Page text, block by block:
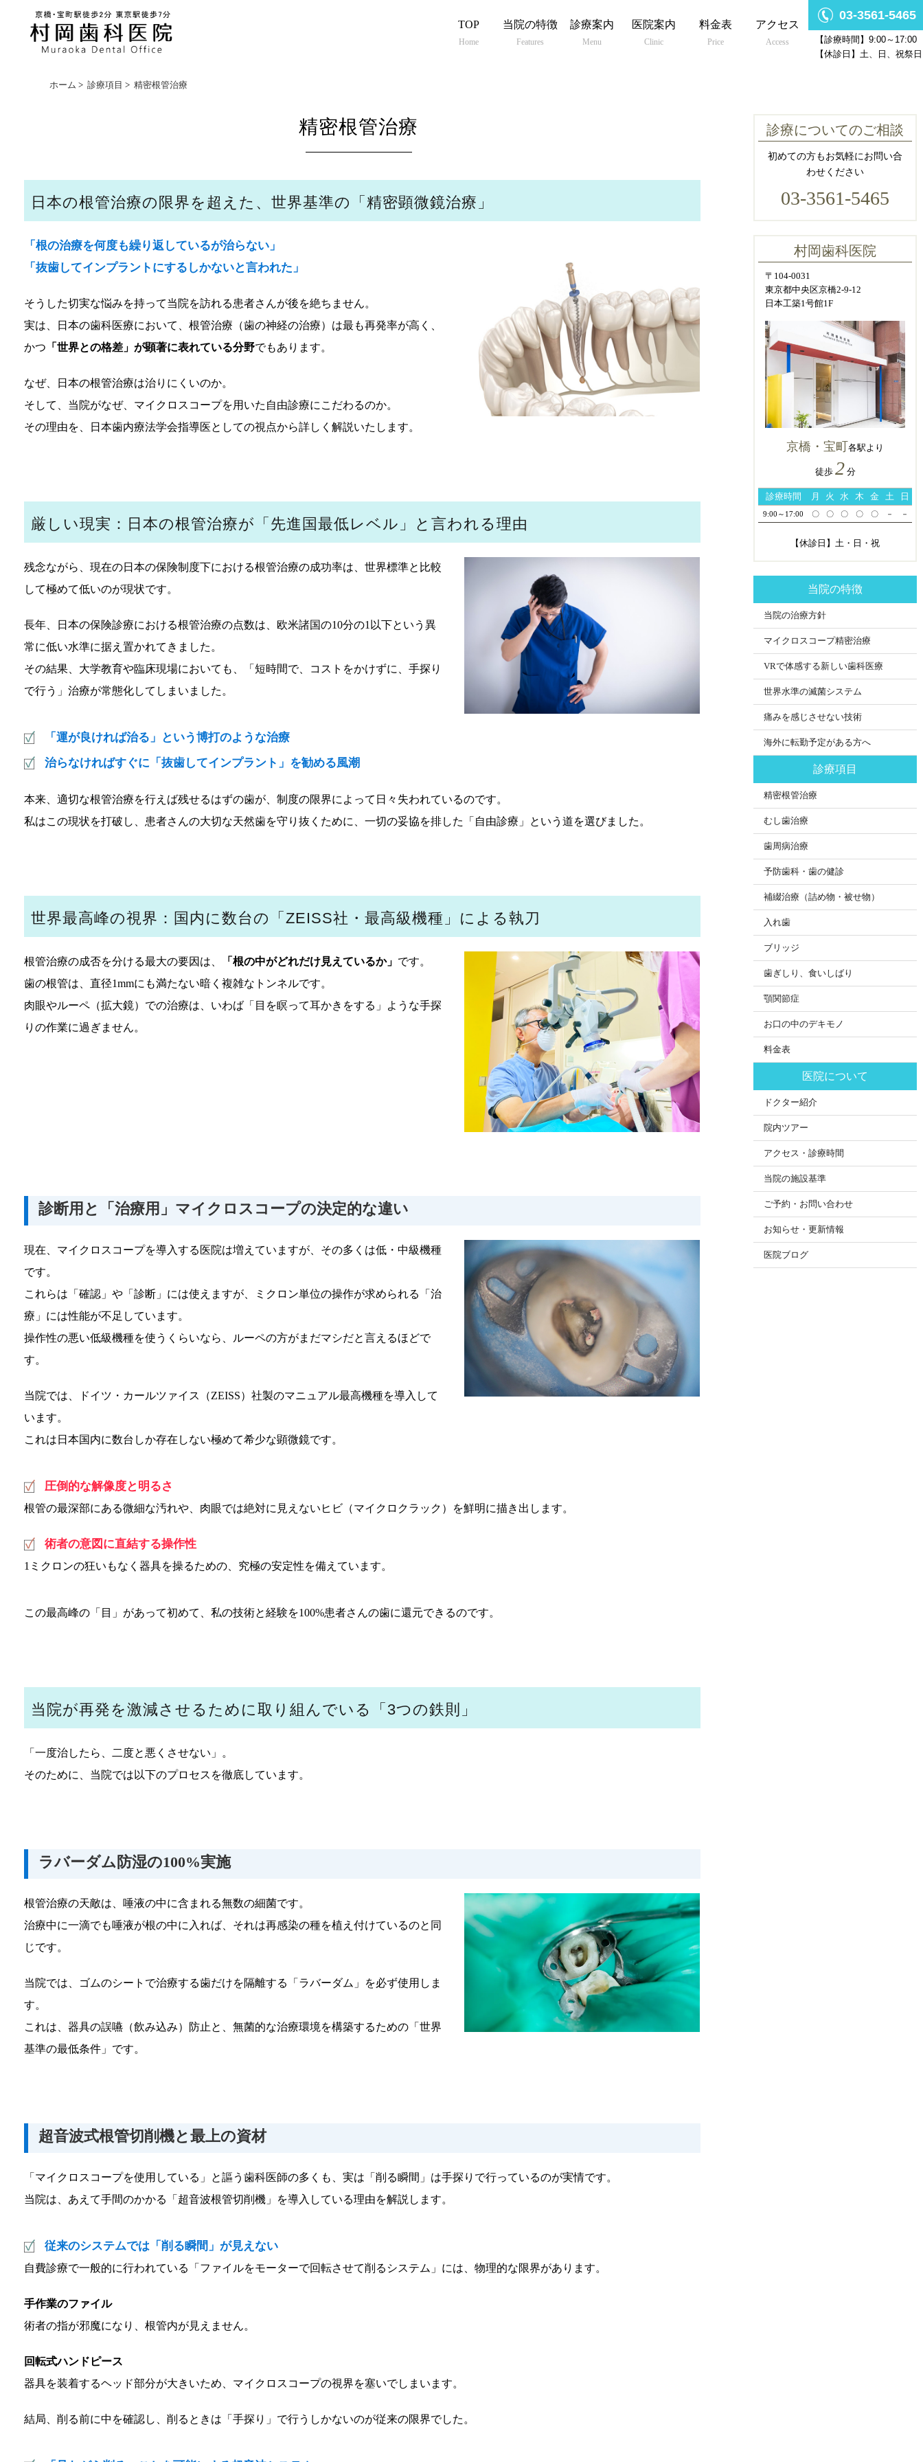
TOP
Home
当院の特徴
Features
診療案内
Menu
医院案内
Clinic
料金表
Price
アクセス
Access
03-3561-5465
【診療時間】9:00～17:00
【休診日】土、日、祝祭日
ホーム > 診療項目 > 精密根管治療
精密根管治療
日本の根管治療の限界を超えた、世界基準の「精密顕微鏡治療」
「根の治療を何度も繰り返しているが治らない」
「抜歯してインプラントにするしかないと言われた」
そうした切実な悩みを持って当院を訪れる患者さんが後を絶ちません。
実は、日本の歯科医療において、根管治療（歯の神経の治療）は最も再発率が高く、
かつ 「世界との格差」が顕著に表れている分野でもあります。
なぜ、日本の根管治療は治りにくいのか。
そして、当院がなぜ、マイクロスコープを用いた自由診療にこだわるのか。
その理由を、日本歯内療法学会指導医としての視点から詳しく解説いたします。
厳しい現実：日本の根管治療が「先進国最低レベル」と言われる理由
残念ながら、現在の日本の保険制度下における根管治療の成功率は、世界標準と比較
して極めて低いのが現状です。
長年、日本の保険診療における根管治療の点数は、欧米諸国の10分の1以下という異
常に低い水準に据え置かれてきました。
その結果、大学教育や臨床現場においても、「短時間で、コストをかけずに、手探り
で行う」治療が常態化してしまいました。
「運が良ければ治る」という博打のような治療
治らなければすぐに「抜歯してインプラント」を勧める風潮
本来、適切な根管治療を行えば残せるはずの歯が、制度の限界によって日々失われているのです。
私はこの現状を打破し、患者さんの大切な天然歯を守り抜くために、一切の妥協を排した「自由診療」という道を選びました。
世界最高峰の視界：国内に数台の「ZEISS社・最高級機種」による執刀
根管治療の成否を分ける最大の要因は、 「根の中がどれだけ見えているか」 です。
歯の根管は、直径1mmにも満たない暗く複雑なトンネルです。
肉眼やルーペ（拡大鏡）での治療は、いわば「目を瞑って耳かきをする」ような手探
りの作業に過ぎません。
診断用と「治療用」マイクロスコープの決定的な違い
現在、マイクロスコープを導入する医院は増えていますが、その多くは低・中級機種
です。
これらは「確認」や「診断」には使えますが、ミクロン単位の操作が求められる「治
療」には性能が不足しています。
操作性の悪い低級機種を使うくらいなら、ルーペの方がまだマシだと言えるほどで
す。
当院では、ドイツ・カールツァイス（ZEISS）社製のマニュアル最高機種を導入して
います。
これは日本国内に数台しか存在しない極めて希少な顕微鏡です。
圧倒的な解像度と明るさ
根管の最深部にある微細な汚れや、肉眼では絶対に見えないヒビ（マイクロクラック）を鮮明に描き出します。
術者の意図に直結する操作性
1ミクロンの狂いもなく器具を操るための、究極の安定性を備えています。
この最高峰の「目」があって初めて、私の技術と経験を100%患者さんの歯に還元できるのです。
当院が再発を激減させるために取り組んでいる「3つの鉄則」
「一度治したら、二度と悪くさせない」。
そのために、当院では以下のプロセスを徹底しています。
ラバーダム防湿の100%実施
根管治療の天敵は、唾液の中に含まれる無数の細菌です。
治療中に一滴でも唾液が根の中に入れば、それは再感染の種を植え付けているのと同
じです。
当院では、ゴムのシートで治療する歯だけを隔離する「ラバーダム」を必ず使用しま
す。
これは、器具の誤嚥（飲み込み）防止と、無菌的な治療環境を構築するための「世界
基準の最低条件」です。
超音波式根管切削機と最上の資材
「マイクロスコープを使用している」と謳う歯科医師の多くも、実は「削る瞬間」は手探りで行っているのが実情です。
当院は、あえて手間のかかる「超音波根管切削機」を導入している理由を解説します。
従来のシステムでは「削る瞬間」が見えない
自費診療で一般的に行われている「ファイルをモーターで回転させて削るシステム」には、物理的な限界があります。
手作業のファイル
術者の指が邪魔になり、根管内が見えません。
回転式ハンドピース
器具を装着するヘッド部分が大きいため、マイクロスコープの視界を塞いでしまいます。
結局、削る前に中を確認し、削るときは「手探り」で行うしかないのが従来の限界でした。
診療についてのご相談
初めての方もお気軽にお問い合
わせください
03-3561-5465
村岡歯科医院
〒104-0031
東京都中央区京橋2-9-12
日本工築1号館1F
京橋・宝町 各駅より
徒歩 2 分
診療時間 月 火 水 木 金 土 日
9:00～17:00 〇 〇 〇 〇 〇 － －
【休診日】土・日・祝
当院の特徴
当院の治療方針
マイクロスコープ精密治療
VRで体感する新しい歯科医療
世界水準の滅菌システム
痛みを感じさせない技術
海外に転勤予定がある方へ
診療項目
精密根管治療
むし歯治療
歯周病治療
予防歯科・歯の健診
補綴治療（詰め物・被せ物）
入れ歯
ブリッジ
歯ぎしり、食いしばり
顎関節症
お口の中のデキモノ
料金表
医院について
ドクター紹介
院内ツアー
アクセス・診療時間
当院の施設基準
ご予約・お問い合わせ
お知らせ・更新情報
医院ブログ